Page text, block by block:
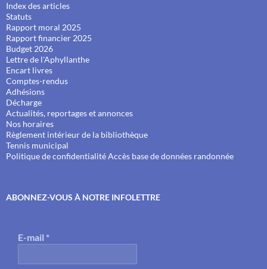
Index des articles
Statuts
Rapport moral 2025
Rapport financier 2025
Budget 2026
Lettre de l'Aphyllanthe
Encart livres
Comptes-rendus
Adhésions
Décharge
Actualités, reportages et annonces
Nos horaires
Règlement intérieur de la bibliothèque
Tennis municipal
Politique de confidentialitéAccès base de données randonnée
ABONNEZ-VOUS À NOTRE INFOLETTRE
E-mail *